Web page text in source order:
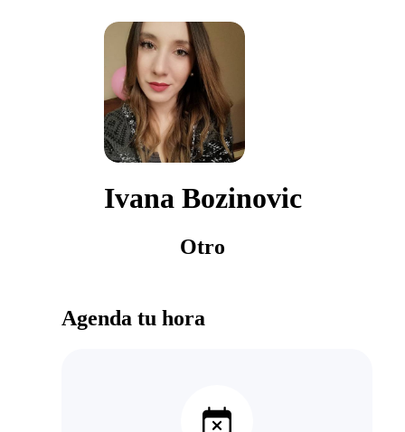
Ivana Bozinovic
Otro
Agenda tu hora